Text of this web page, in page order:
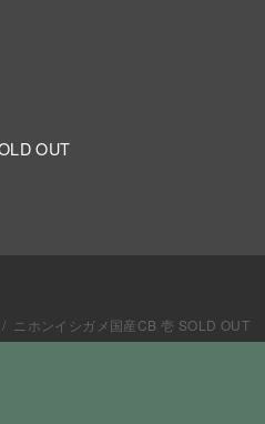
OUT
ニホンイシガメ国産CB 壱 SOLD OUT